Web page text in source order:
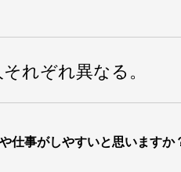
れぞれ異なる。
仕事がしやすいと思いますか